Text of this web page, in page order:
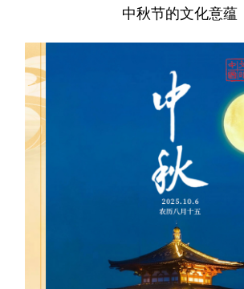
中秋节的文化意蕴